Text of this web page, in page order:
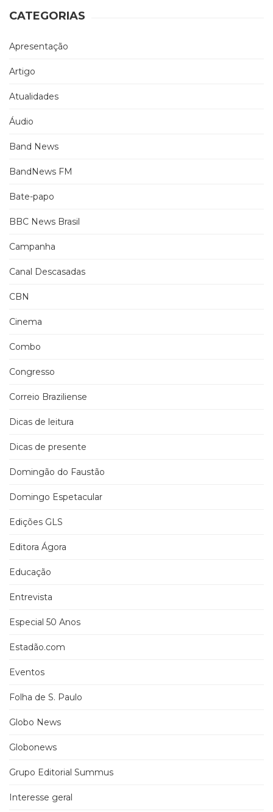
CATEGORIAS
Apresentação
Artigo
Atualidades
Áudio
Band News
BandNews FM
Bate-papo
BBC News Brasil
Campanha
Canal Descasadas
CBN
Cinema
Combo
Congresso
Correio Braziliense
Dicas de leitura
Dicas de presente
Domingão do Faustão
Domingo Espetacular
Edições GLS
Editora Ágora
Educação
Entrevista
Especial 50 Anos
Estadão.com
Eventos
Folha de S. Paulo
Globo News
Globonews
Grupo Editorial Summus
Interesse geral